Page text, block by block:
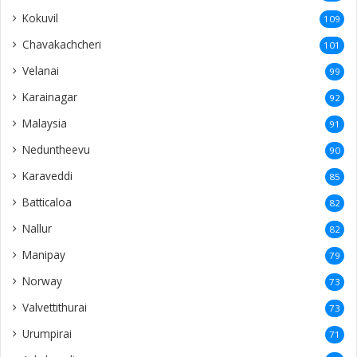
Kokuvil 109
Chavakachcheri 101
Velanai 99
Karainagar 92
Malaysia 91
Neduntheevu 90
Karaveddi 85
Batticaloa 82
Nallur 82
Manipay 79
Norway 73
Valvettithurai 73
Urumpirai 71